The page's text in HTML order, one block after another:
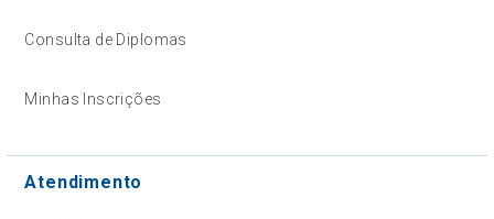
Consulta de Diplomas
Minhas Inscrições
Atendimento